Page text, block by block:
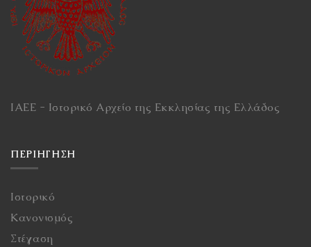
ΙΑΕΕ - Ιστορικό Αρχείο της Εκκλησίας της Ελλάδος
ΠΕΡΙΉΓΗΣΗ
Ιστορικό
Κανονισμός
Στέγαση